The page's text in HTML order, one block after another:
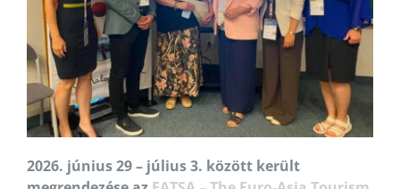
2026. június 29 – július 3. között került